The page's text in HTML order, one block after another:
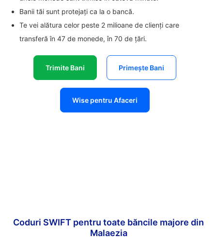
Banii tăi sunt protejați ca la o bancă.
Te vei alătura celor peste 2 milioane de clienți care
transferă în 47 de monede, în 70 de țări.
Trimite Bani Primește Bani
Wise pentru Afaceri
Coduri SWIFT pentru toate băncile majore din
Malaezia